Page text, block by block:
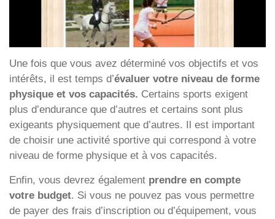
Une fois que vous avez déterminé vos objectifs et vos
intérêts, il est temps d’évaluer votre niveau de forme
physique et vos capacités. Certains sports exigent
plus d’endurance que d’autres et certains sont plus
exigeants physiquement que d’autres. Il est important
de choisir une activité sportive qui correspond à votre
niveau de forme physique et à vos capacités.
Enfin, vous devrez également prendre en compte
votre budget. Si vous ne pouvez pas vous permettre
de payer des frais d’inscription ou d’équipement, vous